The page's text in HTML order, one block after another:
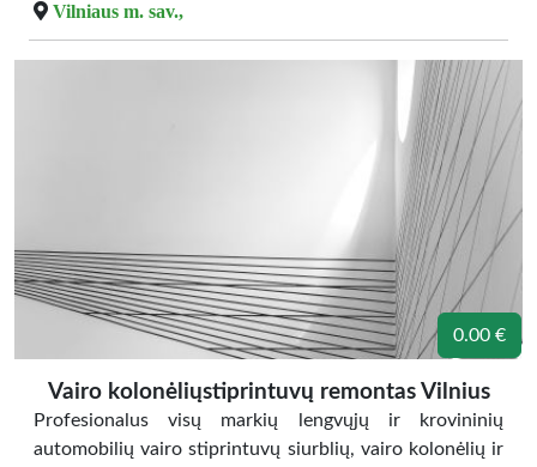
Vilniaus m. sav.,
0.00 €
Vairo kolonėliųstiprintuvų remontas Vilnius
Profesionalus visų markių lengvųjų ir krovininių
automobilių vairo stiprintuvų siurblių, vairo kolonėlių ir